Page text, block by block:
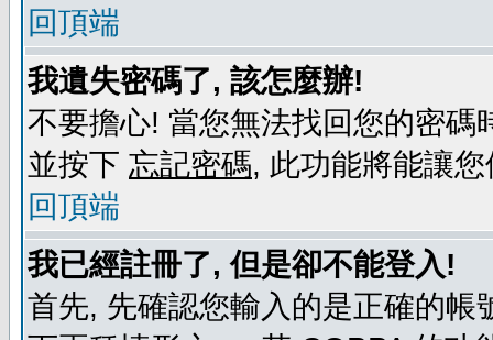
回頂端
我遺失密碼了, 該怎麼辦!
不要擔心! 當您無法找回您的密
並按下 忘記密碼, 此功能將能讓
回頂端
我已經註冊了, 但是卻不能登入!
首先, 先確認您輸入的是正確的